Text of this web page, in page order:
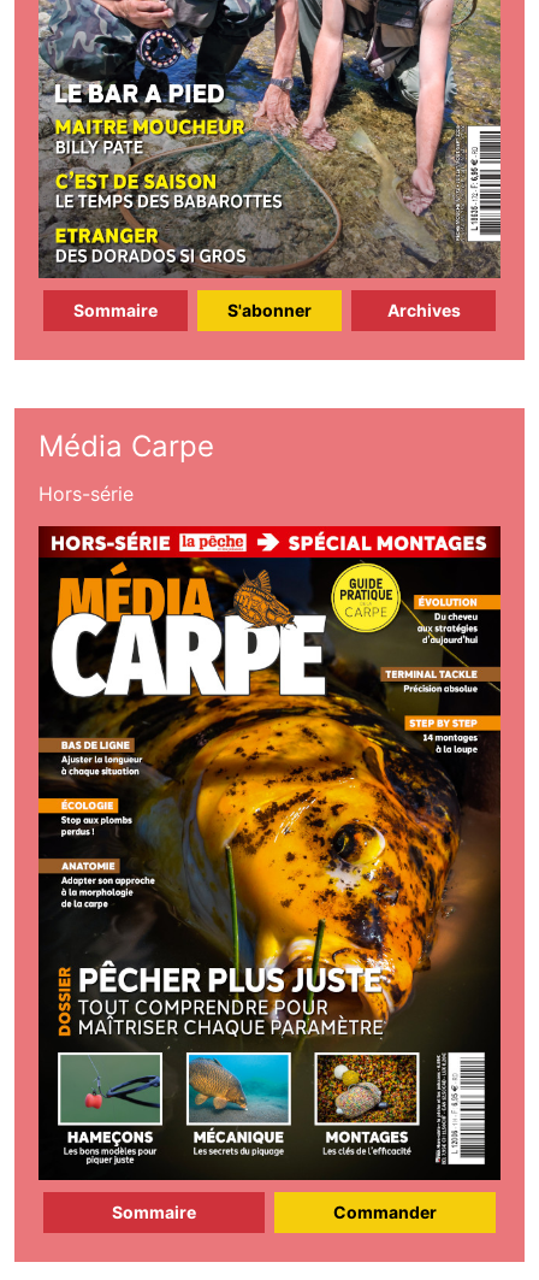
Sommaire S'abonner Archives
Média Carpe
Hors-série
Sommaire Commander